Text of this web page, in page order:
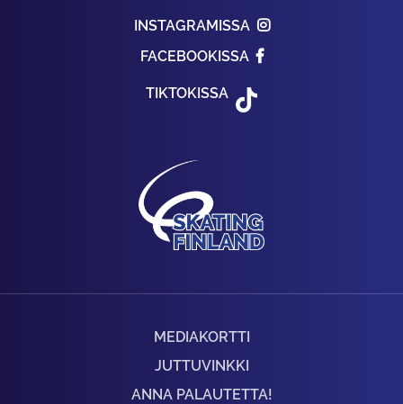
INSTAGRAMISSA
FACEBOOKISSA
TIKTOKISSA
MEDIAKORTTI
JUTTUVINKKI
ANNA PALAUTETTA!